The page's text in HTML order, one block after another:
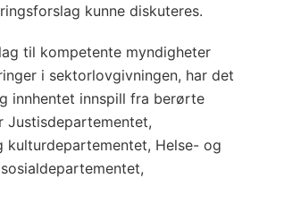
kunne diskuteres.
til kompetente myndigheter
i sektorlovgivningen, har det
innhentet innspill fra berørte
Justisdepartementet,
kulturdepartementet, Helse- og